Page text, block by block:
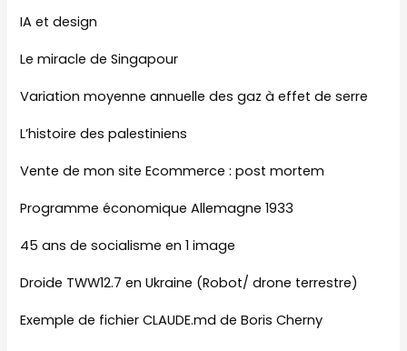
IA et design
Le miracle de Singapour
Variation moyenne annuelle des gaz à effet de serre
L’histoire des palestiniens
Vente de mon site Ecommerce : post mortem
Programme économique Allemagne 1933
45 ans de socialisme en 1 image
Droide TWW12.7 en Ukraine (Robot/ drone terrestre)
Exemple de fichier CLAUDE.md de Boris Cherny